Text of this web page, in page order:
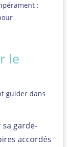
:
le
guider dans
sa garde-
accordés